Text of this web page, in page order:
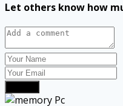
Let others know how